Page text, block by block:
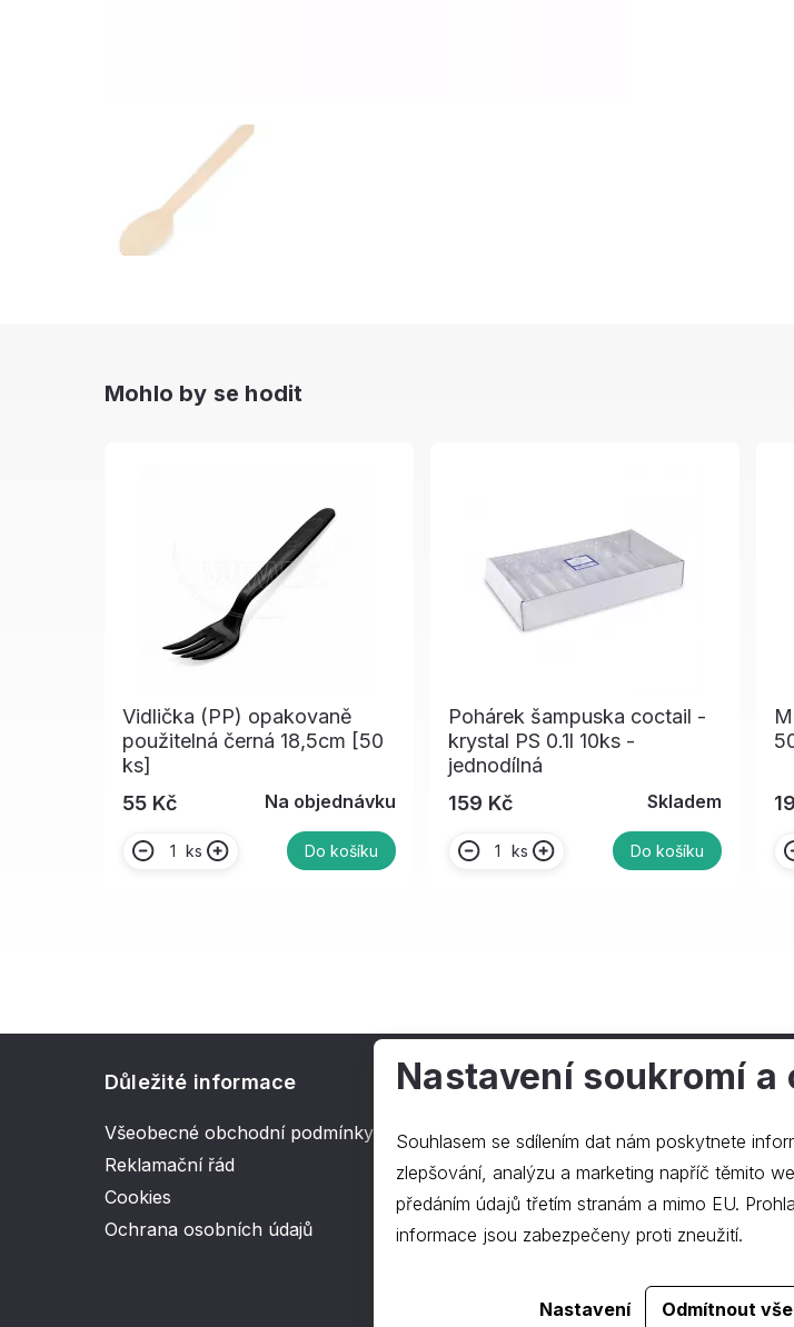
Mohlo by se hodit
Vidlička (PP) opakovaně
použitelná černá 18,5cm [50
ks]
55 Kč
Na objednávku
ks Do košíku
Pohárek šampuska coctail -
krystal PS 0.1l 10ks -
jednodílná
159 Kč
Skladem
ks Do košíku
Důležité informace
Všeobecné obchodní podmínky
Reklamační řád
Cookies
Ochrana osobních údajů
O společnosti
Kontakt
O nás
Realizace webu
Nastavení soukromí a
Souhlasem se sdílením dat nám poskytnete
zlepšování, analýzu a marketing napříč těmito webovými
předáním údajů třetím stranám a mimo EU.
informace jsou zabezpečeny proti zneužití.
Nastavení Odmítnout vše